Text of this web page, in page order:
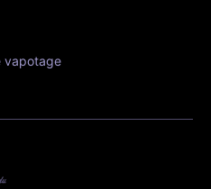
vapotage